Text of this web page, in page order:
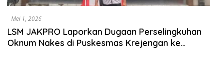
Mei 1, 2026
LSM JAKPRO Laporkan Dugaan Perselingkuhan
Oknum Nakes di Puskesmas Krejengan ke